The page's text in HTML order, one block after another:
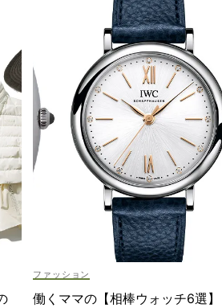
ファッション
働くママの【相棒ウォッチ6選